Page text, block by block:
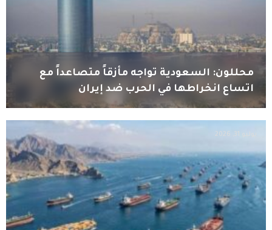
محللون: السعودية تواجه مأزقاً متصاعداً مع
اتساع انخراطها في الحرب ضد إيران